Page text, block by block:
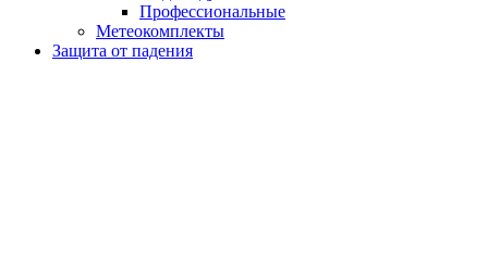
Профессиональные
Метеокомплекты
Защита от падения